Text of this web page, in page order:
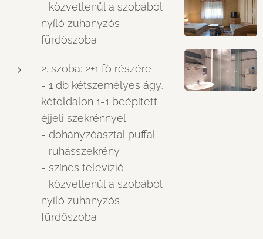
- közvetlenül a szobából
nyíló zuhanyzós
fürdőszoba
2. szoba: 2+1 fő részére
- 1 db kétszemélyes ágy,
kétoldalon 1-1 beépített
éjjeli szekrénnyel
- dohányzóasztal puffal
- ruhásszekrény
- színes televízió
- közvetlenül a szobából
nyíló zuhanyzós
fürdőszoba